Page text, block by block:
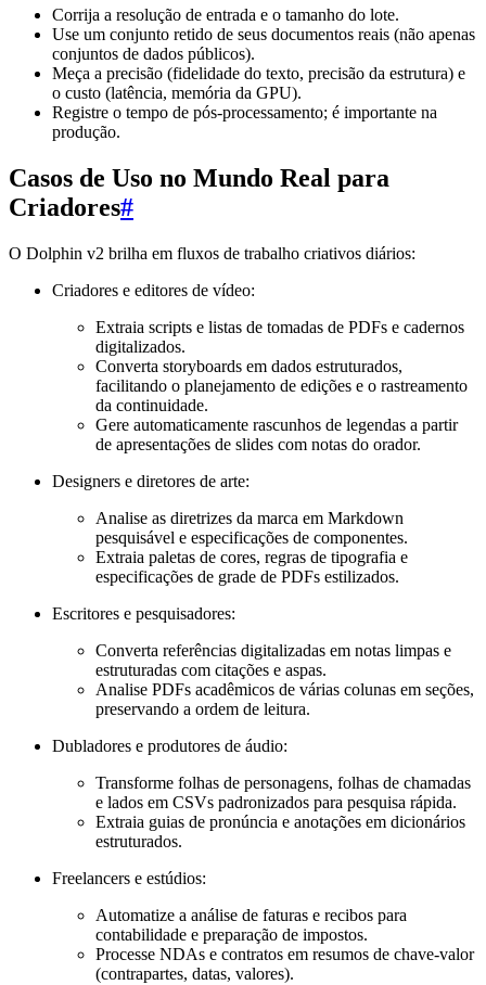
Corrija a resolução de entrada e o tamanho do lote.
Use um conjunto retido de seus documentos reais (não apenas
conjuntos de dados públicos).
Meça a precisão (fidelidade do texto, precisão da estrutura) e
o custo (latência, memória da GPU).
Registre o tempo de pós-processamento; é importante na
produção.
Casos de Uso no Mundo Real para
Criadores#
O Dolphin v2 brilha em fluxos de trabalho criativos diários:
Criadores e editores de vídeo:
Extraia scripts e listas de tomadas de PDFs e cadernos
digitalizados.
Converta storyboards em dados estruturados,
facilitando o planejamento de edições e o rastreamento
da continuidade.
Gere automaticamente rascunhos de legendas a partir
de apresentações de slides com notas do orador.
Designers e diretores de arte:
Analise as diretrizes da marca em Markdown
pesquisável e especificações de componentes.
Extraia paletas de cores, regras de tipografia e
especificações de grade de PDFs estilizados.
Escritores e pesquisadores:
Converta referências digitalizadas em notas limpas e
estruturadas com citações e aspas.
Analise PDFs acadêmicos de várias colunas em seções,
preservando a ordem de leitura.
Dubladores e produtores de áudio:
Transforme folhas de personagens, folhas de chamadas
e lados em CSVs padronizados para pesquisa rápida.
Extraia guias de pronúncia e anotações em dicionários
estruturados.
Freelancers e estúdios:
Automatize a análise de faturas e recibos para
contabilidade e preparação de impostos.
Processe NDAs e contratos em resumos de chave-valor
(contrapartes, datas, valores).